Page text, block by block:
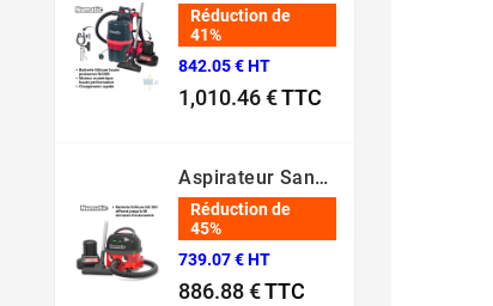
Réduction de
41%
842.05 € HT
1,010.46 €TTC
Aspirateur Sans Fil NBV 190 NX – Batterie 36V Professionnel
Réduction de
45%
739.07 € HT
886.88 €TTC